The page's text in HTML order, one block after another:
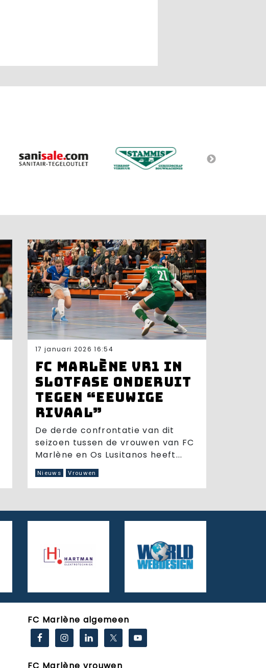
17 januari 2026 16:54
FC Marlène VR1 in
slotfase onderuit
tegen “eeuwige
rivaal”
De derde confrontatie van dit
seizoen tussen de vrouwen van FC
Marlène en Os Lusitanos heeft...
Nieuws Vrouwen
FC Marlène algemeen